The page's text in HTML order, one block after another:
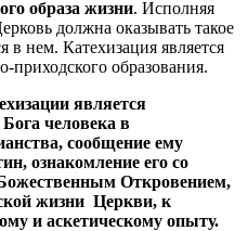
образа жизни. Исполняя
должна оказывать такое
в нем. Катехизация является
приходского образования.
является
человека в
сообщение ему
ознакомление его со
Откровением,
жизни Церкви, к
и аскетическому опыту.